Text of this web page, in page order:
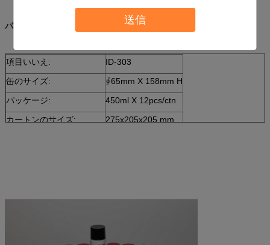
送信
パッケージ:
項目いいえ:
ID-303
缶のサイズ:
∮65mm X 158mm H
パッケージ:
450ml X 12pcs/ctn
カートンのサイズ:
275x205x205 mm